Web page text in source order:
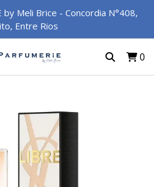
by Meli Brice - Concordia N°408,
Entre Rios
0